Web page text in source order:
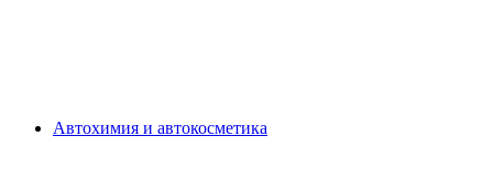
Автохимия и автокосметика